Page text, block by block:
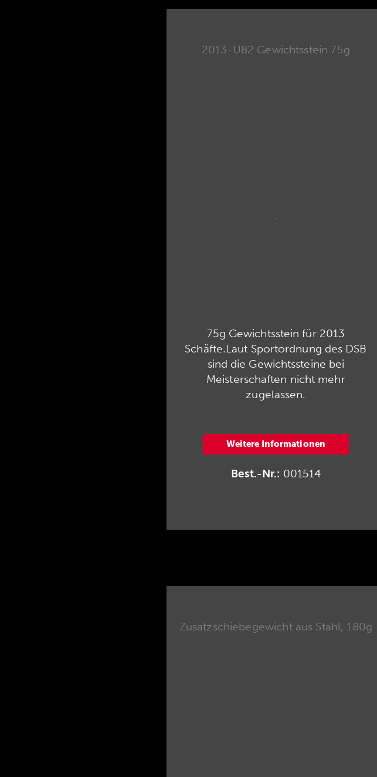
2013-U82 Gewichtsstein 75g
75g Gewichtsstein für 2013
Schäfte.Laut Sportordnung des DSB
sind die Gewichtssteine bei
Meisterschaften nicht mehr
zugelassen.
Weitere Informationen
Best.-Nr.: 001514
Zusatzschiebegewicht aus Stahl, 180g